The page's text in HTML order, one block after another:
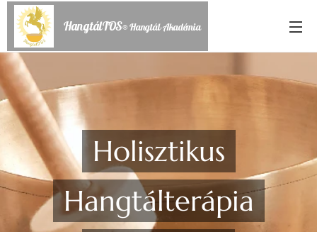
HangtálTOS® Hangtál-Akadémia
Holisztikus
Hangtálterápia